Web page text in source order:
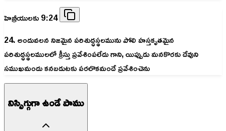
హెబ్రీయులకు 9:24
24. అందువలన నిజమైన పరిశుద్ధస్థలమును పోలి హస్తకృతమైన
పరిశుద్ధస్థలములలో క్రీస్తు ప్రవేశింపలేదు గాని, యిప్పుడు మనకొరకు దేవుని
సముఖమందు కనబడుటకు పరలొకమందే ప్రవేశించెను
నిస్సిగ్గుగా ఉండే పాము